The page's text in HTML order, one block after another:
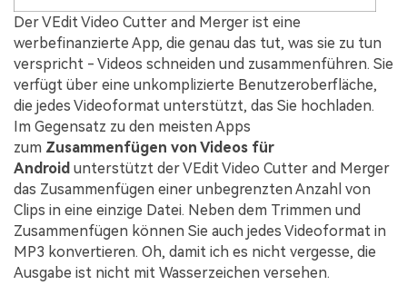
Der VEdit Video Cutter and Merger ist eine
werbefinanzierte App, die genau das tut, was sie zu tun
verspricht - Videos schneiden und zusammenführen. Sie
verfügt über eine unkomplizierte Benutzeroberfläche,
die jedes Videoformat unterstützt, das Sie hochladen.
Im Gegensatz zu den meisten Apps
zum Zusammenfügen von Videos für
Android unterstützt der VEdit Video Cutter and Merger
das Zusammenfügen einer unbegrenzten Anzahl von
Clips in eine einzige Datei. Neben dem Trimmen und
Zusammenfügen können Sie auch jedes Videoformat in
MP3 konvertieren. Oh, damit ich es nicht vergesse, die
Ausgabe ist nicht mit Wasserzeichen versehen.